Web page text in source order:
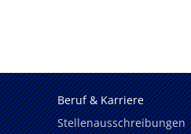
Beruf & Karriere
Stellenausschreibungen